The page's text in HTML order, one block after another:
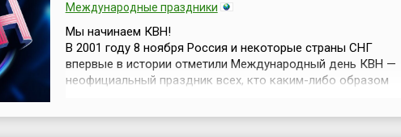
Международные праздники
Мы начинаем КВН!
В 2001 году 8 ноября Россия и некоторые страны СНГ
впервые в истории отметили Международный день КВН —
неофициальный праздник всех, кто каким-либо образом